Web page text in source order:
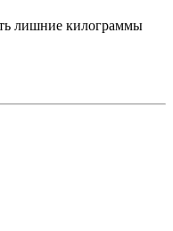
лишние килограммы